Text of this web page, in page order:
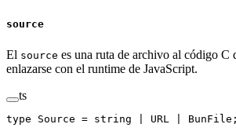
source
El source es una ruta de archivo al código C
enlazarse con el runtime de JavaScript.
ts
type Source = string URL BunFile ;